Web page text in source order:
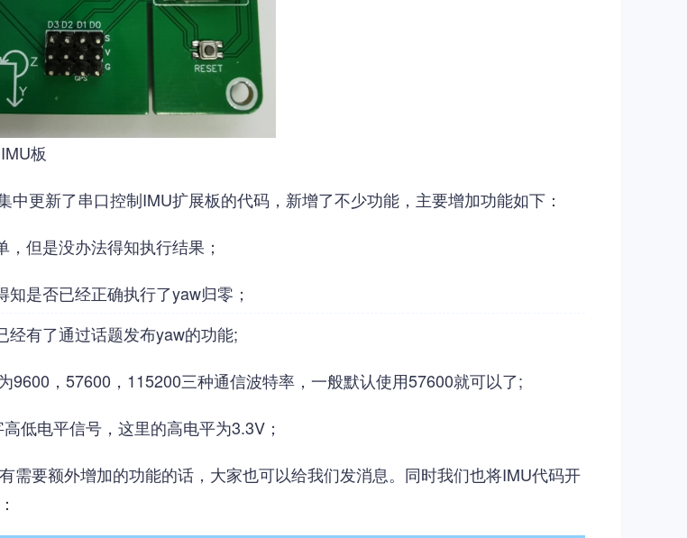
板
更新了串口控制IMU扩展板的代码，新增了不少功能，主要增加功能如下：
但是没办法得知执行结果；
是否已经正确执行了yaw归零；
经有了通过话题发布yaw的功能;
，57600，115200三种通信波特率，一般默认使用57600就可以了;
低电平信号，这里的高电平为3.3V；
需要额外增加的功能的话，大家也可以给我们发消息。同时我们也将IMU代码开